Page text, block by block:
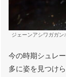
ジェーンアシワガガン
今の時期シュレ
多に姿を見つけ